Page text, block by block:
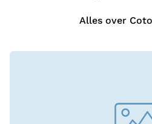
Coca National Park condors
millimeter per jaar groeit. De
constant om zich te weren
Alles over